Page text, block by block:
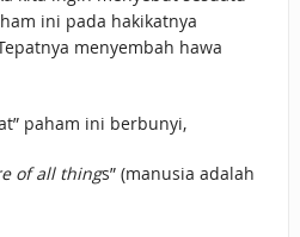
ini pada hakikatnya
menyembah hawa
paham ini berbunyi,
of all things” (manusia adalah